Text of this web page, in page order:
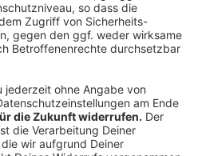
Consent
Platform
steilen Hügel